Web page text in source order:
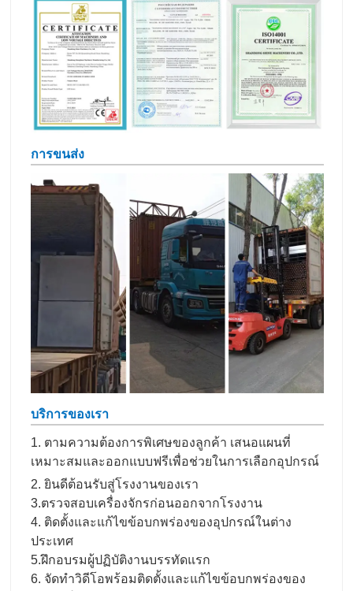
การขนส่ง
บริการของเรา
1. ตามความต้องการพิเศษของลูกค้า เสนอแผนที่
เหมาะสมและออกแบบฟรีเพื่อช่วยในการเลือกอุปกรณ์
2. ยินดีต้อนรับสู่โรงงานของเรา
3.ตรวจสอบเครื่องจักรก่อนออกจากโรงงาน
4. ติดตั้งและแก้ไขข้อบกพร่องของอุปกรณ์ในต่าง
ประเทศ
5.ฝึกอบรมผู้ปฏิบัติงานบรรทัดแรก
6. จัดทำวิดีโอพร้อมติดตั้งและแก้ไขข้อบกพร่องของ